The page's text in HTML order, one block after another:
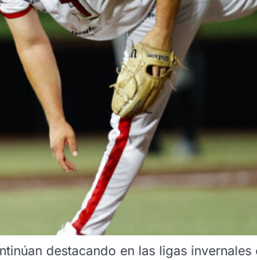
destacando en las ligas